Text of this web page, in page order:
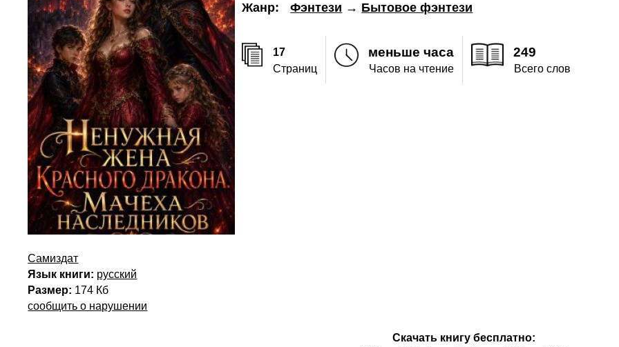
Жанр: Фэнтези → Бытовое фэнтези
17
Страниц
меньше часа
Часов на чтение
249
Всего слов
Самиздат
Язык книги: русский
Размер: 174 Кб
сообщить о нарушении
Скачать книгу бесплатно: